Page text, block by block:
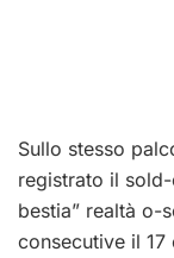
Sullo stesso
registrato il
bestia” realtà o-
consecutive il